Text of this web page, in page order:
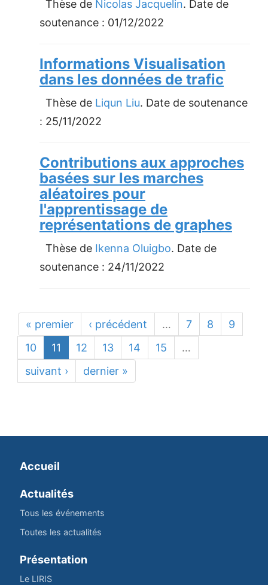
Thèse de Nicolas Jacquelin. Date de
soutenance : 01/12/2022
Informations Visualisation
dans les données de trafic
Thèse de Liqun Liu. Date de soutenance
: 25/11/2022
Contributions aux approches
basées sur les marches
aléatoires pour
l'apprentissage de
représentations de graphes
Thèse de Ikenna Oluigbo. Date de
soutenance : 24/11/2022
« premier ‹ précédent … 7 8
9
10
11 12 13 14 15
…
suivant ›
dernier »
Accueil
Actualités
Tous les événements
Toutes les actualités
Présentation
Le LIRIS